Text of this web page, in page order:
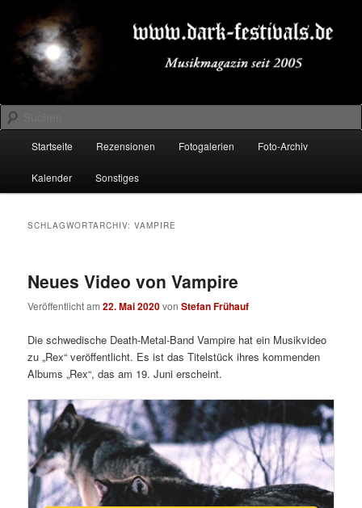
primären
Inhalt
springen
sekundären
Inhalt
springenDARK-FESTIVALS.DE
Suchen
Startseite Rezensionen Fotogalerien Foto-Archiv
Kalender Sonstiges
SCHLAGWORTARCHIV:VAMPIRE
Neues Video von Vampire
Veröffentlicht am22. Mai 2020vonStefan Frühauf
Die schwedische Death-Metal-Band Vampire hat ein Musikvideo
zu „Rex“ veröffentlicht. Es ist das Titelstück ihres kommenden
Albums „Rex“, das am 19. Juni erscheint.